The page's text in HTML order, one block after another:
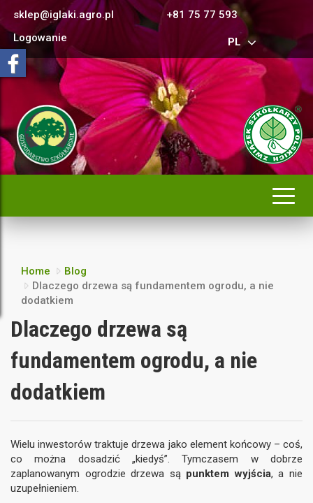
sklep@iglaki.agro.pl
+81 75 77 593
Logowanie
PL
Home
Blog
Dlaczego drzewa są fundamentem ogrodu, a nie
dodatkiem
Dlaczego drzewa są
fundamentem ogrodu, a nie
dodatkiem
Wielu inwestorów traktuje drzewa jako element końcowy – coś,
co można dosadzić „kiedyś”. Tymczasem w dobrze
zaplanowanym ogrodzie drzewa są punktem wyjścia, a nie
uzupełnieniem.